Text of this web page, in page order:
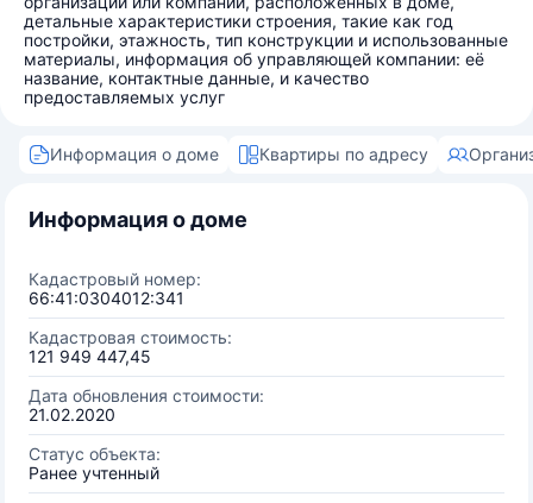
детальные характеристики строения, такие как год
постройки, этажность, тип конструкции и использованные
материалы, информация об управляющей компании: её
название, контактные данные, и качество
предоставляемых услуг
Информация о доме Квартиры по адресу
Информация о доме
Кадастровый номер:
66:41:0304012:341
Кадастровая стоимость:
121 949 447,45
Дата обновления стоимости:
21.02.2020
Статус объекта:
Ранее учтенный